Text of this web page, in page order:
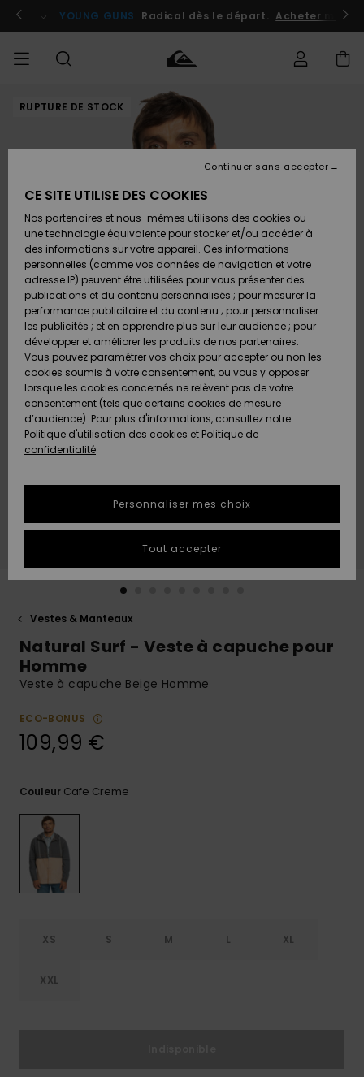
l'information
le
Se connecter / s'inscrire
YOUNG GUNS Radical dès le départ. Acheter
HOMME Vêtements
Chaussures
& Tongs
Surf
Snow
Nouveautés
A
Découvrir
Vêtements
Chaussures
& Tongs
Surf
Snow
Nouveautés
A
Découvrir
FEMME
Shop
A
Découvrir
Snow
SURF
Surf
Shop
Homme
Surf
Shop
Enfant
Highlights
Communauté
SNOW
Snow
Shop
Homme
Snow
Shop
Enfant
Snow
Shop
Femme
A
Découvrir
Communauté
OUTLET
Outlet
Homme
Enfant
Outlet
Femme
AIDE &
CONTACT
Accéder à
ma
commande
Retours
Paiement
Carte
Cadeau
Quiksilver
Freedom
Protection
des
tailles
conversation
obtenir la
plus rapide
aux
la FAQ
MAGASINS
QUIKSILVER
RUPTURE DE STOCK
Vestes & Manteaux
Natural Surf - Veste à capuche pour
Homme
Veste à capuche Beige Homme
ECO-BONUS
109,99 €
Couleur Cafe Creme
XS S M L XL
XXL
CE SITE UTILISE DES COOKIES
Nos partenaires et nous-mêmes utilisons des cookies ou
une technologie équivalente pour stocker et/ou accéder à
des informations sur votre appareil. Ces informations
personnelles (comme vos données de navigation et votre
adresse IP) peuvent être utilisées pour vous présenter des
publications et du contenu personnalisés ; pour mesurer la
performance publicitaire et du contenu ; pour personnaliser
les publicités ; et en apprendre plus sur leur audience ; pour
développer et améliorer les produits de nos partenaires.
Vous pouvez paramétrer vos choix pour accepter ou non les
cookies soumis à votre consentement, ou vous y opposer
lorsque les cookies concernés ne relèvent pas de votre
consentement (tels que certains cookies de mesure
d’audience). Pour plus d'informations, consultez notre :
Politique d'utilisation des cookies et Politique de
confidentialité
Personnaliser mes choix
Continuer sans accepter
Tout accepter